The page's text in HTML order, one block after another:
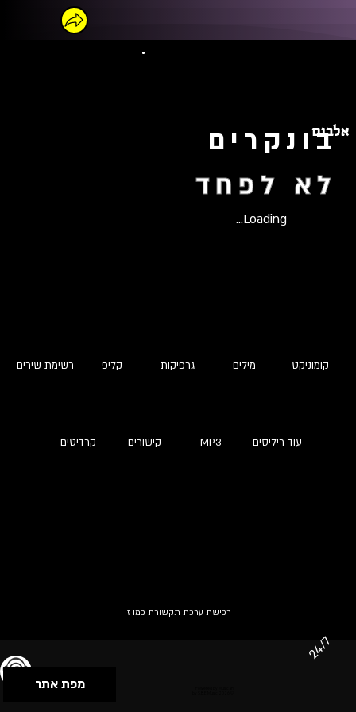
בונקרים
לא לפחד
Loading...
אלבום
רשימת שירים קליפ גרפיקות מילים קומוניקט
קרדיטים קישורים MP3 עוד ריליסים
רכישת ערכת תקשורת כמו זו
מפת אתר
24/7